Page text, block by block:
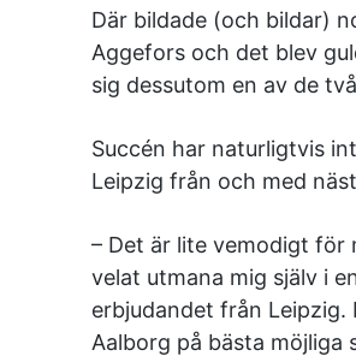
Där bildade (och bildar)
Aggefors och det blev
sig dessutom en av de
Succén har naturligtvis
Leipzig från och med
– Det är lite vemodigt för
velat utmana mig själv i
erbjudandet från
Aalborg på bästa